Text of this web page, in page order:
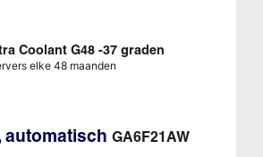
Coolant G48 -37 graden
elke 48 maanden
automatisch GA6F21AW